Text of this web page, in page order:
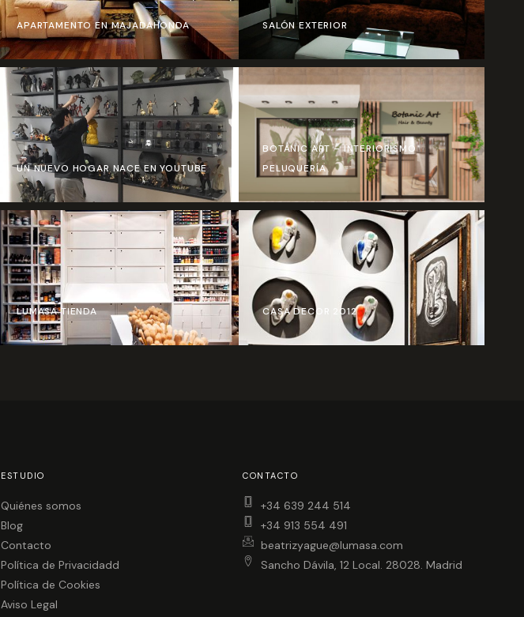
APARTAMENTO EN MAJADAHONDA SALÓN EXTERIOR
UN NUEVO HOGAR NACE EN YOUTUBE
BOTANIC ART – INTERIORISMO
PELUQUERÍA
LUMASA TIENDA CASA DECOR 2012
ESTUDIO
Quiénes somos
Blog
Contacto
Política de Privacidadd
Política de Cookies
Aviso Legal
CONTACTO
+34 639 244 514
+34 913 554 491
beatrizyague@lumasa.com
Sancho Dávila, 12 Local. 28028. Madrid